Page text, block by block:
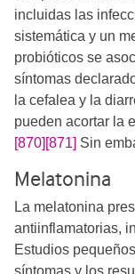
incluidas las
sistemática y un
probióticos se
síntomas
la cefalea y la
pueden acortar la
[870] [871] Sin
Melatonina
La melatonina
antiinflamatorias,
Estudios
síntomas y los